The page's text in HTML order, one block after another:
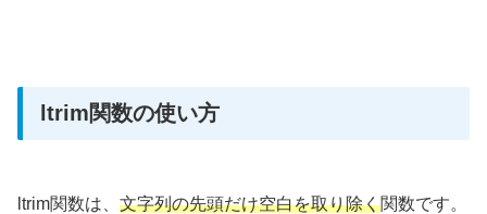
ltrim関数の使い方
ltrim関数は、 文字列の先頭だけ空白を取り除く関数です。